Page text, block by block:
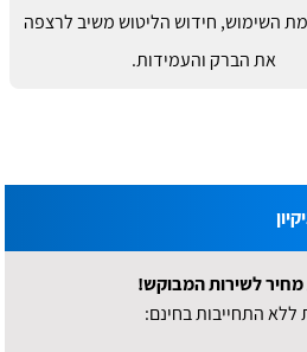
השימוש, חידוש הליטוש משיב לרצפה
את הברק והעמידות.
לשירות המבוקש!